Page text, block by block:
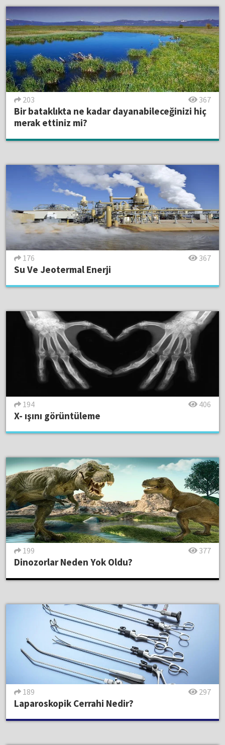
203 367
Bir bataklıkta ne kadar dayanabileceğinizi hiç
merak ettiniz mi?
176 367
Su Ve Jeotermal Enerji
194 406
X- ışını görüntüleme
199 377
Dinozorlar Neden Yok Oldu?
189 297
Laparoskopik Cerrahi Nedir?